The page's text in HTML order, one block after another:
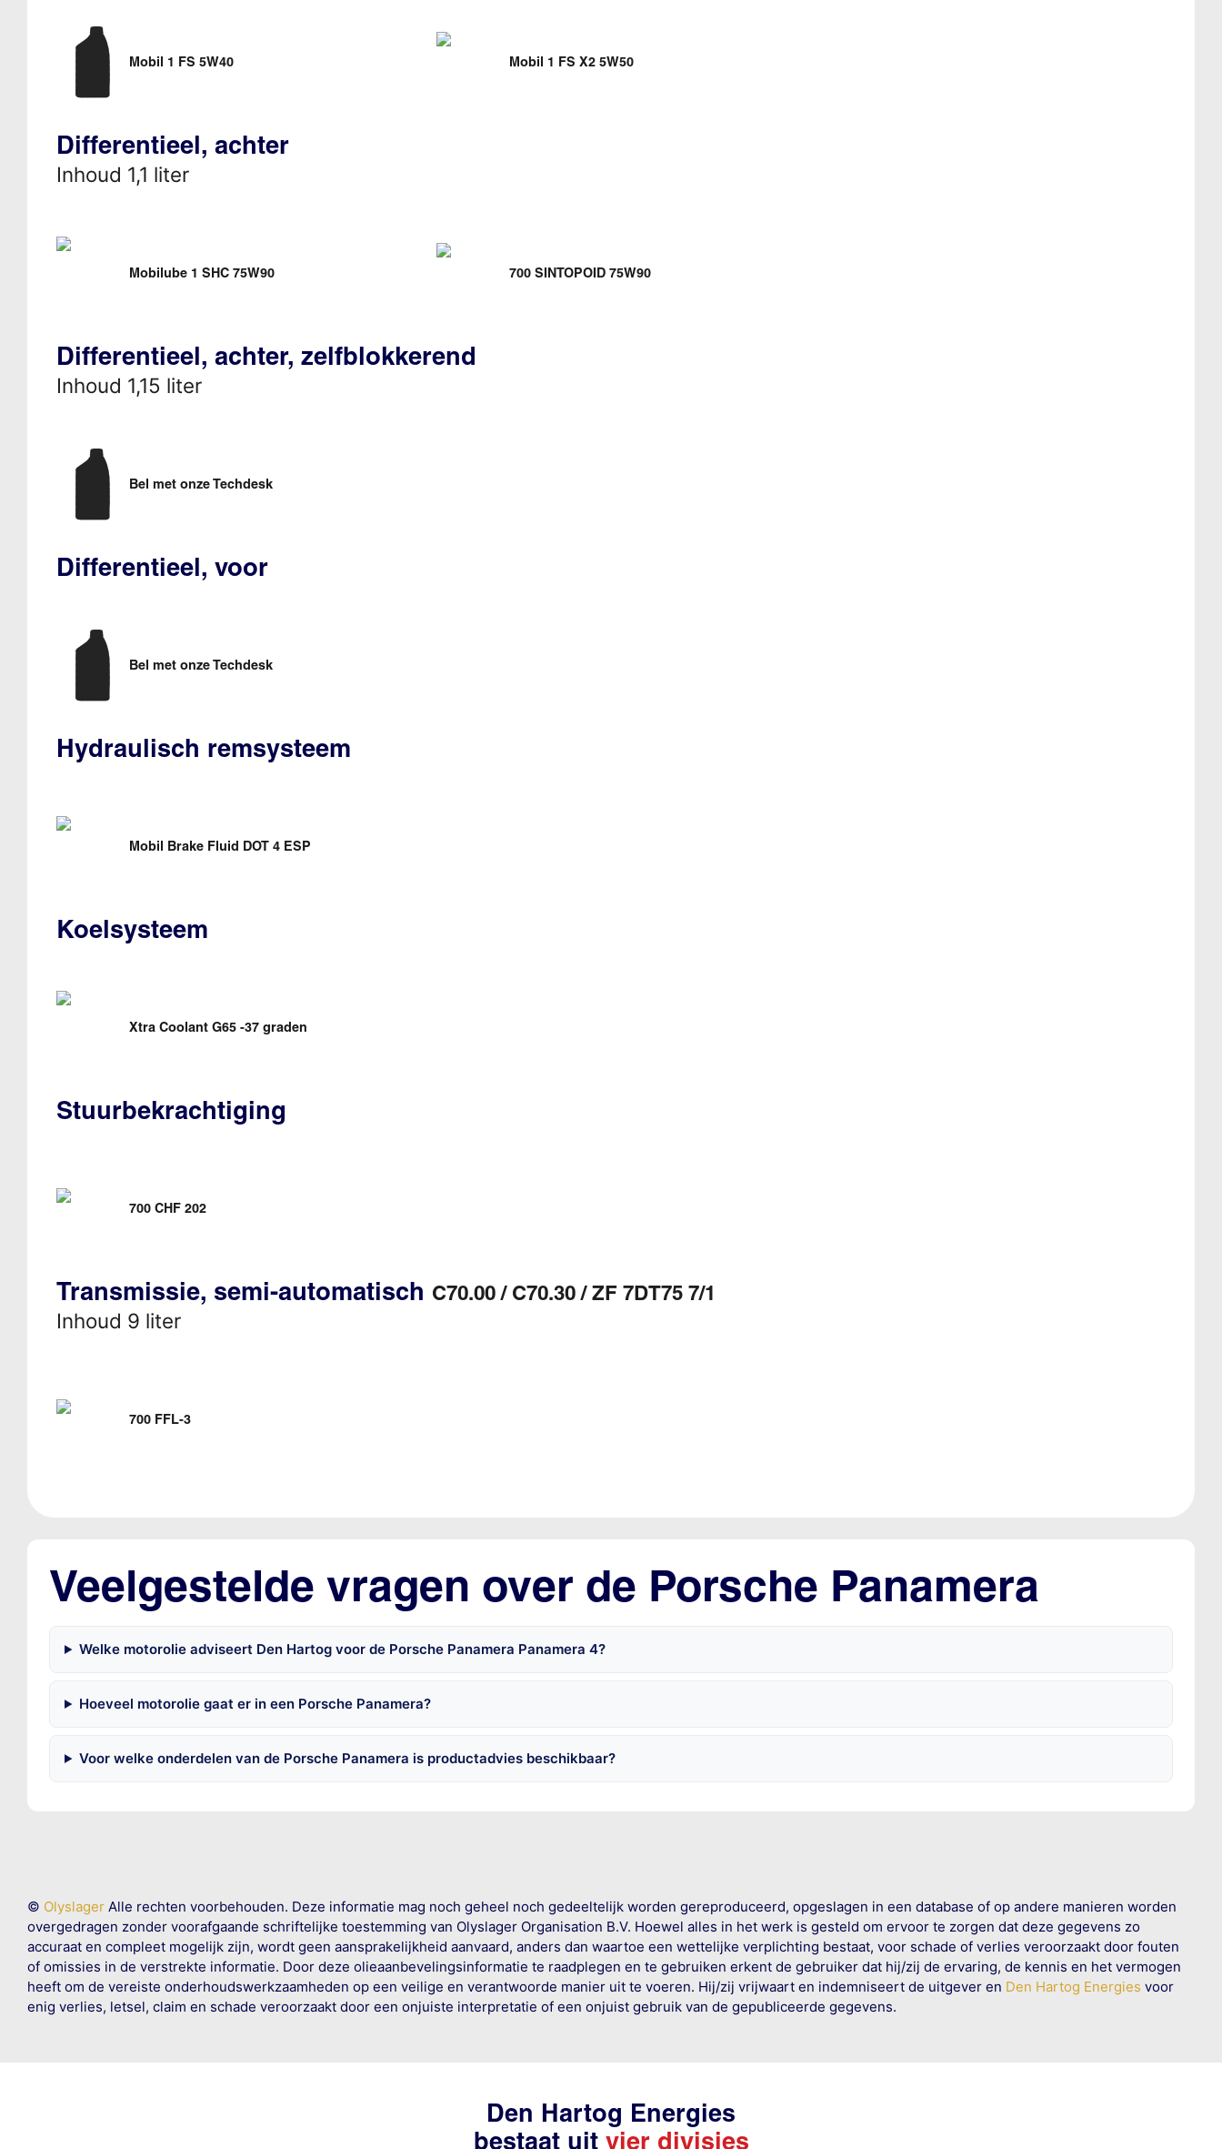
Mobil 1 FS 5W40 Mobil 1 FS X2 5W50
Differentieel, achter
Inhoud 1,1 liter
Mobilube 1 SHC 75W90 700 SINTOPOID 75W90
Differentieel, achter, zelfblokkerend
Inhoud 1,15 liter
Bel met onze Techdesk
Differentieel, voor
Bel met onze Techdesk
Hydraulisch remsysteem
Mobil Brake Fluid DOT 4 ESP
Koelsysteem
Xtra Coolant G65 -37 graden
Stuurbekrachtiging
700 CHF 202
Transmissie, semi-automatisch C70.00 / C70.30 / ZF 7DT75 7/1
Inhoud 9 liter
700 FFL-3
Veelgestelde vragen over de Porsche Panamera
Welke motorolie adviseert Den Hartog voor de Porsche Panamera Panamera 4?
Hoeveel motorolie gaat er in een Porsche Panamera?
Voor welke onderdelen van de Porsche Panamera is productadvies beschikbaar?
© OlyslagerAlle rechten voorbehouden. Deze informatie mag noch geheel noch gedeeltelijk worden gereproduceerd, opgeslagen in een database of op andere manieren worden
overgedragen zonder voorafgaande schriftelijke toestemming van Olyslager Organisation B.V. Hoewel alles in het werk is gesteld om ervoor te zorgen dat deze gegevens zo
accuraat en compleet mogelijk zijn, wordt geen aansprakelijkheid aanvaard, anders dan waartoe een wettelijke verplichting bestaat, voor schade of verlies veroorzaakt door fouten
of omissies in de verstrekte informatie. Door deze olieaanbevelingsinformatie te raadplegen en te gebruiken erkent de gebruiker dat hij/zij de ervaring, de kennis en het vermogen
heeft om de vereiste onderhoudswerkzaamheden op een veilige en verantwoorde manier uit te voeren. Hij/zij vrijwaart en indemniseert de uitgever en Den Hartog Energies voor
enig verlies, letsel, claim en schade veroorzaakt door een onjuiste interpretatie of een onjuist gebruik van de gepubliceerde gegevens.
Den Hartog Energies
bestaat uit vier divisies